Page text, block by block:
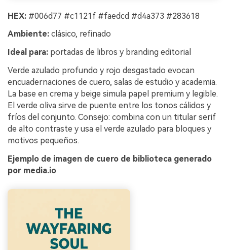
HEX: #006d77 #c1121f #faedcd #d4a373 #283618
Ambiente: clásico, refinado
Ideal para: portadas de libros y branding editorial
Verde azulado profundo y rojo desgastado evocan
encuadernaciones de cuero, salas de estudio y academia.
La base en crema y beige simula papel premium y legible.
El verde oliva sirve de puente entre los tonos cálidos y
fríos del conjunto. Consejo: combina con un titular serif
de alto contraste y usa el verde azulado para bloques y
motivos pequeños.
Ejemplo de imagen de cuero de biblioteca generado
por media.io